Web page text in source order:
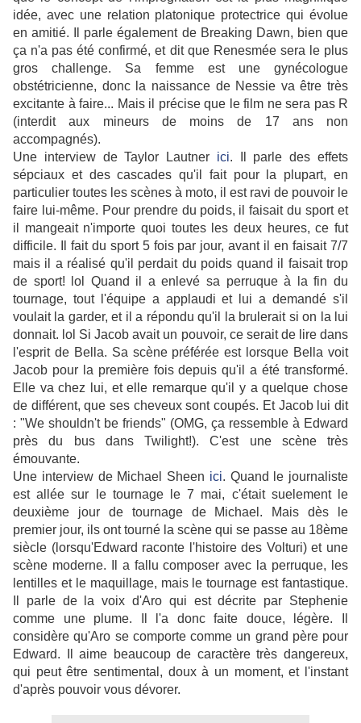
idée, avec une relation platonique protectrice qui évolue
en amitié. Il parle également de Breaking Dawn, bien que
ça n'a pas été confirmé, et dit que Renesmée sera le plus
gros challenge. Sa femme est une gynécologue
obstétricienne, donc la naissance de Nessie va être très
excitante à faire... Mais il précise que le film ne sera pas R
(interdit aux mineurs de moins de 17 ans non
accompagnés).
Une interview de Taylor Lautner ici. Il parle des effets
sépciaux et des cascades qu'il fait pour la plupart, en
particulier toutes les scènes à moto, il est ravi de pouvoir le
faire lui-même. Pour prendre du poids, il faisait du sport et
il mangeait n'importe quoi toutes les deux heures, ce fut
difficile. Il fait du sport 5 fois par jour, avant il en faisait 7/7
mais il a réalisé qu'il perdait du poids quand il faisait trop
de sport! lol Quand il a enlevé sa perruque à la fin du
tournage, tout l'équipe a applaudi et lui a demandé s'il
voulait la garder, et il a répondu qu'il la brulerait si on la lui
donnait. lol Si Jacob avait un pouvoir, ce serait de lire dans
l'esprit de Bella. Sa scène préférée est lorsque Bella voit
Jacob pour la première fois depuis qu'il a été transformé.
Elle va chez lui, et elle remarque qu'il y a quelque chose
de différent, que ses cheveux sont coupés. Et Jacob lui dit
: "We shouldn't be friends" (OMG, ça ressemble à Edward
près du bus dans Twilight!). C'est une scène très
émouvante.
Une interview de Michael Sheen ici. Quand le journaliste
est allée sur le tournage le 7 mai, c'était suelement le
deuxième jour de tournage de Michael. Mais dès le
premier jour, ils ont tourné la scène qui se passe au 18ème
siècle (lorsqu'Edward raconte l'histoire des Volturi) et une
scène moderne. Il a fallu composer avec la perruque, les
lentilles et le maquillage, mais le tournage est fantastique.
Il parle de la voix d'Aro qui est décrite par Stephenie
comme une plume. Il l'a donc faite douce, légère. Il
considère qu'Aro se comporte comme un grand père pour
Edward. Il aime beaucoup de caractère très dangereux,
qui peut être sentimental, doux à un moment, et l'instant
d'après pouvoir vous dévorer.